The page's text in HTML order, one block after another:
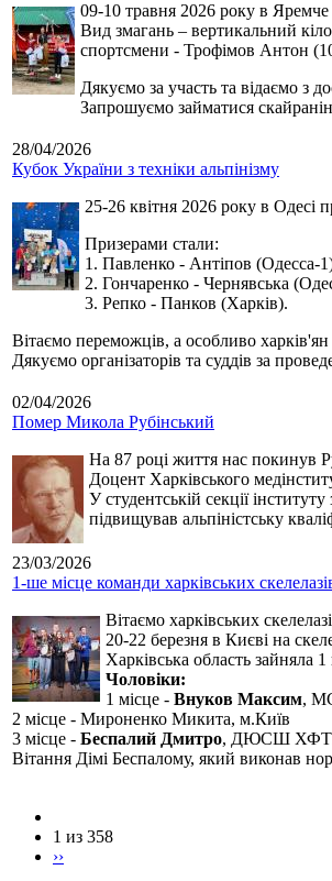
09-10 травня 2026 року в Яремче
Вид змагань – вертикальний
спортсмени - Трофімов Антон
Дякуємо за участь та відаємо з
Запрошуємо займатися
28/04/2026
Кубок України з техніки альпінізму
25-26 квітня 2026 року в Одесі
Призерами стали:
1. Павленко - Антіпов (Одесса-
2. Гончаренко - Чернявська
3. Репко - Панков (Харків).
Вітаємо переможців, а особливо
Дякуємо організаторів та суддів за
02/04/2026
Помер Микола Рубінський
На 87 році життя нас покинув
Доцент Харківського
У студентській секції
підвищував альпіністську
23/03/2026
1-ше місце команди харківських
Вітаємо харківських
20-22 березня в Києві на
Харківська область зайняла
Чоловіки:
1 місце - Внуков Максим,
2 місце - Мироненко Микита, м.Київ
3 місце - Беспалий Дмитро, ДЮСШ ХФТІ,
Вітання Дімі Беспалому, який виконав
1 из 358
››